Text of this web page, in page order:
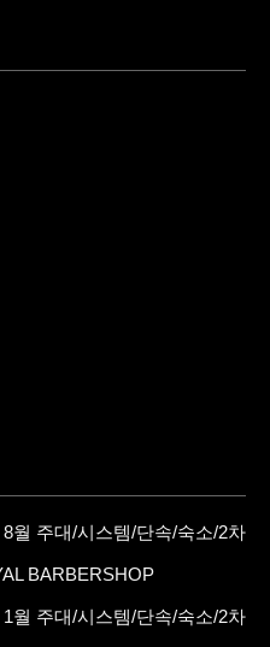
월 주대/시스템/단속/숙소/2차
BARBERSHOP
월 주대/시스템/단속/숙소/2차